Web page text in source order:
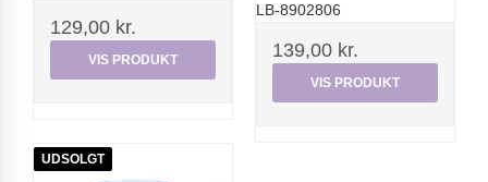
129,00 kr.
VIS PRODUKT
LB-8902806
139,00 kr.
VIS PRODUKT
UDSOLGT